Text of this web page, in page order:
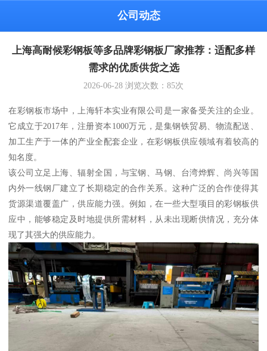
公司动态
上海高耐候彩钢板等多品牌彩钢板厂家推荐：适配多样
需求的优质供货之选
2026-06-28 浏览次数： 85次
在彩钢板市场中，上海轩本实业有限公司是一家备受关注的企业。
它成立于2017年，注册资本1000万元，是集钢铁贸易、物流配送、
加工生产于一体的产业全配套企业，在彩钢板供应领域有着较高的
知名度。
该公司立足上海、辐射全国，与宝钢、马钢、台湾烨辉、尚兴等国
内外一线钢厂建立了长期稳定的合作关系。这种广泛的合作使得其
货源渠道覆盖广，供应能力强。例如，在一些大型项目的彩钢板供
应中，能够稳定及时地提供所需材料，从未出现断供情况，充分体
现了其强大的供应能力。